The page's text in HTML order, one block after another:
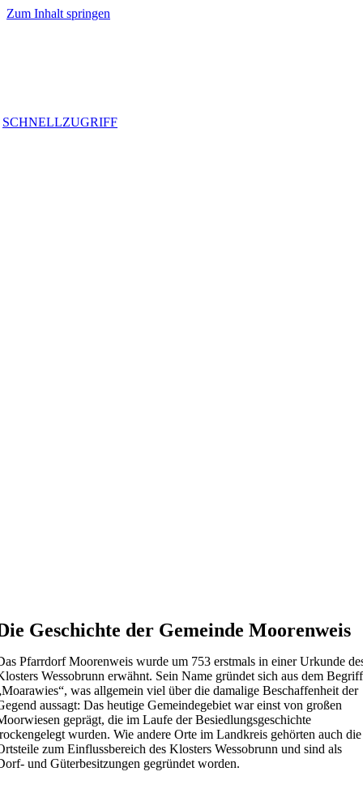
Zum Inhalt springen
SCHNELLZUGRIFF
Geschichte der Gemeinde Moorenweis
Pfarrdorf Moorenweis wurde um 753 erstmals in einer Urkunde
Wessobrunn erwähnt. Sein Name gründet sich aus dem Begriff
was allgemein viel über die damalige Beschaffenheit der
aussagt: Das heutige Gemeindegebiet war einst von großen
geprägt, die im Laufe der Besiedlungsgeschichte
wurden. Wie andere Orte im Landkreis gehörten auch die
zum Einflussbereich des Klosters Wessobrunn und sind als
und Güterbesitzungen gegründet worden.